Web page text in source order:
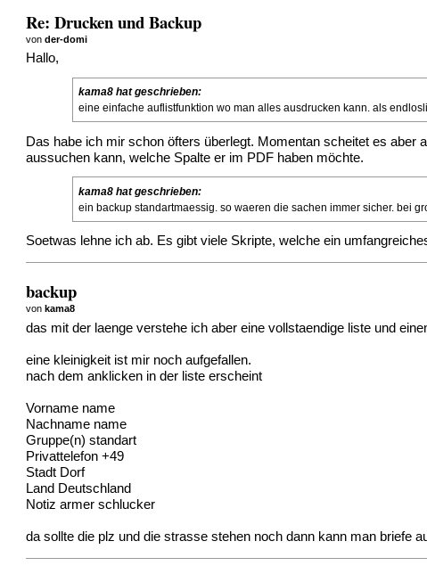
Re: Drucken und Backup
vonder-domi
Hallo,
kama8 hat geschrieben:
eine einfache auflistfunktion wo man alles ausdrucken kann. als
Das habe ich mir schon öfters überlegt. Momentan scheitet es
aussuchen kann, welche Spalte er im PDF haben möchte.
kama8 hat geschrieben:
ein backup standartmaessig. so waeren die sachen immer sicher. bei
Soetwas lehne ich ab. Es gibt viele Skripte, welche ein
backup
von kama8
das mit der laenge verstehe ich aber eine vollstaendige liste und
eine kleinigkeit ist mir noch aufgefallen.
nach dem anklicken in der liste erscheint
Vorname name
Nachname name
Gruppe(n) standart
Privattelefon +49
Stadt Dorf
Land Deutschland
Notiz armer schlucker
da sollte die plz und die strasse stehen noch dann kann man briefe